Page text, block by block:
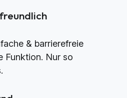
& barrierefreie
Funktion. Nur so